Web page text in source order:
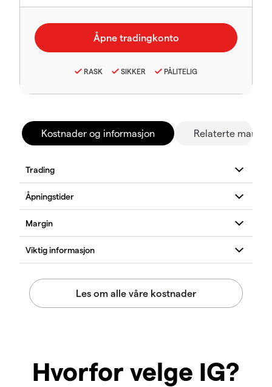
RASK SIKKER PÅLITELIG
Kostnader og informasjon Relaterte
Hvorfor velge IG?